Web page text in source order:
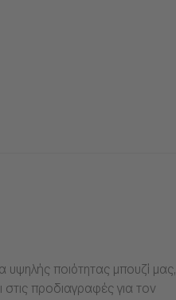
υψηλής ποιότητας μπουζί μας,
στις προδιαγραφές για τον